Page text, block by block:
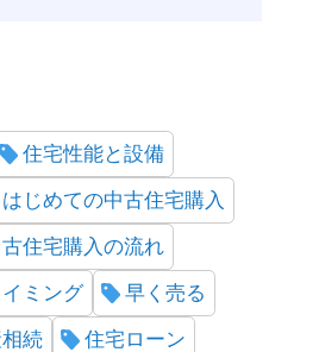
住宅性能と設備
はじめての中古住宅購入
住宅購入の流れ
ミング 早く売る
続 住宅ローン